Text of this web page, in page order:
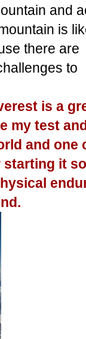
and
is
there are
to
is a
my test
and one
starting it